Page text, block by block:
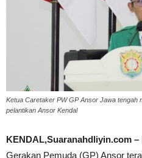
Ketua Caretaker PW GP Ansor Jawa tengah
pelantikan Ansor Kendal
KENDAL,Suaranahdliyin.com –
Gerakan Pemuda (GP) Ansor